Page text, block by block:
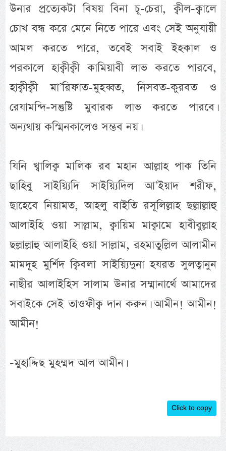
উনার প্রত্যেকটা বিষয় বিনা চূ-চেরা, ক্বীল-ক্বালে
চোখ বন্ধ করে মেনে নিতে পারে এবং সেই অনুযায়ী
আমল করতে পারে, তবেই সবাই ইহকাল ও
পরকালে হাক্বীক্বী কামিয়াবী লাভ করতে পারবে,
হাক্বীক্বী মা’রিফাত-মুহব্বত, নিসবত-কুরবত ও
রেযামন্দি-সন্তুষ্টি মুবারক লাভ করতে পারবে।
অন্যথায় কস্মিনকালেও সম্ভব নয়।
যিনি খ্বালিক্ব মালিক রব মহান আল্লাহ পাক তিনি
ছাহিবু সাইয়্যিদি সাইয়্যিদিল আ’ইয়াদ শরীফ,
ছাহেবে নিয়ামত, আহলু বাইতি রসূলিল্লাহ ছল্লাল্লাহু
আলাইহি ওয়া সাল্লাম, ক্বায়িম মাক্বামে হাবীবুল্লাহ
ছল্লাল্লাহু আলাইহি ওয়া সাল্লাম, রহমাতুল্লিল আলামীন
মামদূহ মুর্শিদ ক্বিবলা সাইয়্যিদুনা হযরত সুলত্বানুন
নাছীর আলাইহিস সালাম উনার সম্মানার্থে আমাদের
সবাইকে সেই তাওফীক্ব দান করুন। আমীন! আমীন!
আমীন!
-মুহাদ্দিছ মুহম্মদ আল আমীন।
Click to copy